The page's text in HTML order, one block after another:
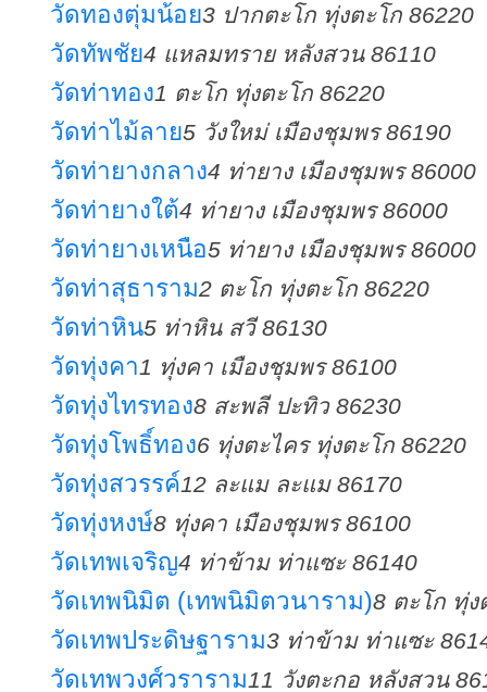
วัดทองตุ่มน้อย3 ปากตะโก ทุ่งตะโก 86220
วัดทัพชัย4 แหลมทราย หลังสวน 86110
วัดท่าทอง1 ตะโก ทุ่งตะโก 86220
วัดท่าไม้ลาย5 วังใหม่ เมืองชุมพร 86190
วัดท่ายางกลาง4 ท่ายาง เมืองชุมพร 86000
วัดท่ายางใต้4 ท่ายาง เมืองชุมพร 86000
วัดท่ายางเหนือ5 ท่ายาง เมืองชุมพร 86000
วัดท่าสุธาราม2 ตะโก ทุ่งตะโก 86220
วัดท่าหิน5 ท่าหิน สวี 86130
วัดทุ่งคา1 ทุ่งคา เมืองชุมพร 86100
วัดทุ่งไทรทอง8 สะพลี ปะทิว 86230
วัดทุ่งโพธิ์ทอง6 ทุ่งตะไคร ทุ่งตะโก 86220
วัดทุ่งสวรรค์12 ละแม ละแม 86170
วัดทุ่งหงษ์8 ทุ่งคา เมืองชุมพร 86100
วัดเทพเจริญ4 ท่าข้าม ท่าแซะ 86140
วัดเทพนิมิต (เทพนิมิตวนาราม)8 ตะโก ทุ่ง
วัดเทพประดิษฐาราม3 ท่าข้าม ท่าแซะ
วัดเทพวงศ์วราราม11 วังตะกอ หลังสวน